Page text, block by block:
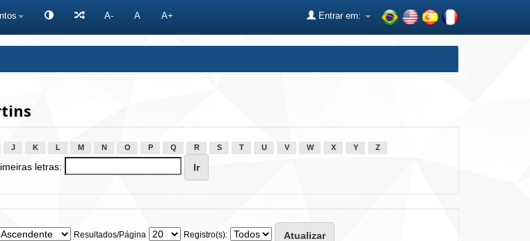
A- A A+ Entrar em:
J K L M N O P Q R S T U V W X Y Z
letras:
Resultados/Página Registro(s):